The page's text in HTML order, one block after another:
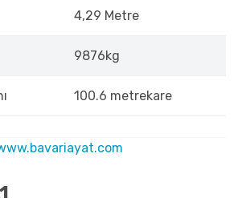
4,29 Metre
9876kg
100.6 metrekare